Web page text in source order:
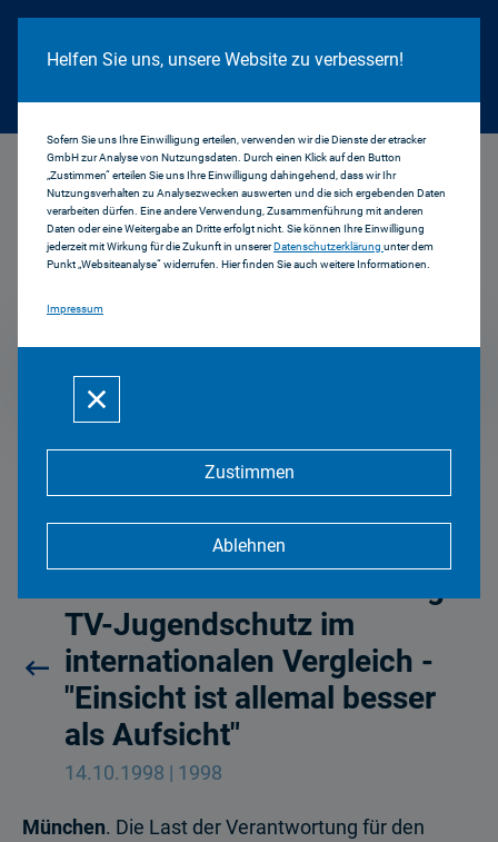
Cookie Hinweis
Helfen Sie uns, unsere Website zu verbessern!
Sofern Sie uns Ihre Einwilligung erteilen, verwenden wir die Dienste der etracker
GmbH zur Analyse von Nutzungsdaten. Durch einen Klick auf den Button
„Zustimmen“ erteilen Sie uns Ihre Einwilligung dahingehend, dass wir Ihr
Nutzungsverhalten zu Analysezwecken auswerten und die sich ergebenden Daten
verarbeiten dürfen. Eine andere Verwendung, Zusammenführung mit anderen
Daten oder eine Weitergabe an Dritte erfolgt nicht. Sie können Ihre Einwilligung
jederzeit mit Wirkung für die Zukunft in unsererDatenschutzerklärung unter dem
Punkt „Websiteanalyse“ widerrufen. Hier finden Sie auch weitere Informationen.
Impressum
Zustimmen
Ablehnen
1998
Pressemitteilungen
TV-Jugendschutz im
internationalen Vergleich -
"Einsicht ist allemal besser
als Aufsicht"
14.10.1998 | 1998
München. Die Last der Verantwortung für den